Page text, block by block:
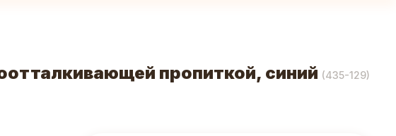
пропиткой, синий (435-129)